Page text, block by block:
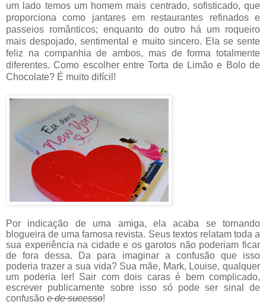
um lado temos um homem mais centrado, sofisticado, que
proporciona como jantares em restaurantes refinados e
passeios românticos; enquanto do outro há um roqueiro
mais despojado, sentimental e muito sincero. Ela se sente
feliz na companhia de ambos, mas de forma totalmente
diferentes. Como escolher entre Torta de Limão e Bolo de
Chocolate? É muito difícil!
Por indicação de uma amiga, ela acaba se tornando
blogueira de uma famosa revista. Seus textos relatam toda a
sua experiência na cidade e os garotos não poderiam ficar
de fora dessa. Da para imaginar a confusão que isso
poderia trazer a sua vida? Sua mãe, Mark, Louise, qualquer
um poderia ler! Sair com dois caras é bem complicado,
escrever publicamente sobre isso só pode ser sinal de
confusão e de sucesso!